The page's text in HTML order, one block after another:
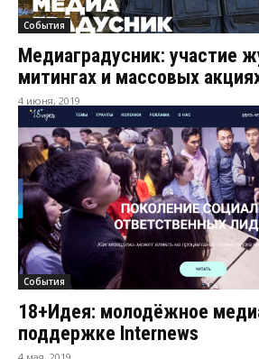
События
Медиаградусник: участие
митингах и массовых
4 июня, 2019
События
18+Идея: молодёжное
поддержке Internews